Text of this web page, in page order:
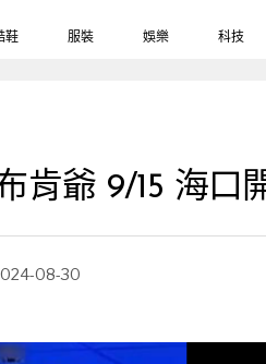
鞋 服裝 娛樂 科技
肯爺 9/15 海口
08-30